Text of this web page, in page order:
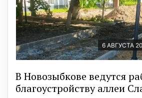
6 АВГУСТА
В Новозыбкове ведутся
благоустройству аллеи